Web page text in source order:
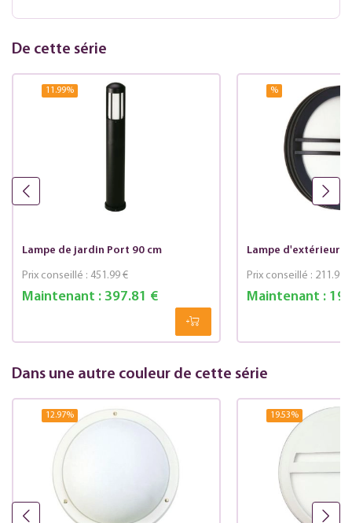
De cette série
11.99%
Lampe de jardin Port 90 cm
Maintenant :397.81 €
Prix conseillé : 451.99 €
%
Lampe d'extérieur
Maintenant :
Prix conseillé : 211.99 €
Dans une autre couleur de cette série
12.97% 19.53%